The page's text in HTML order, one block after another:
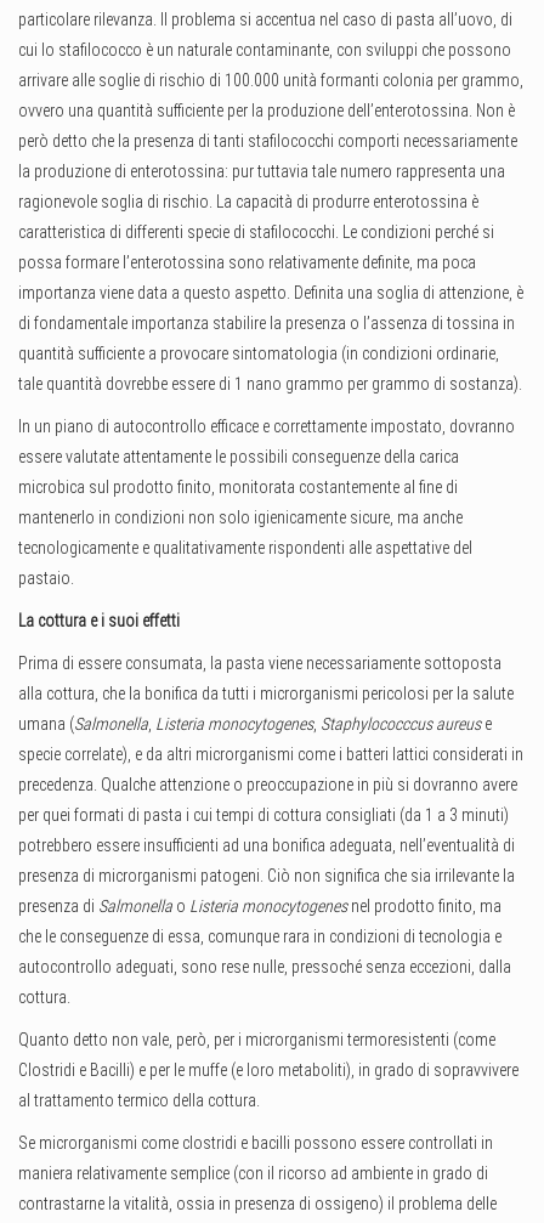
particolare rilevanza. Il problema si accentua nel caso di pasta all’uovo, di
cui lo stafilococco è un naturale contaminante, con sviluppi che possono
arrivare alle soglie di rischio di 100.000 unità formanti colonia per grammo,
ovvero una quantità sufficiente per la produzione dell’enterotossina. Non è
però detto che la presenza di tanti stafilococchi comporti necessariamente
la produzione di enterotossina: pur tuttavia tale numero rappresenta una
ragionevole soglia di rischio. La capacità di produrre enterotossina è
caratteristica di differenti specie di stafilococchi. Le condizioni perché si
possa formare l’enterotossina sono relativamente definite, ma poca
importanza viene data a questo aspetto. Definita una soglia di attenzione, è
di fondamentale importanza stabilire la presenza o l’assenza di tossina in
quantità sufficiente a provocare sintomatologia (in condizioni ordinarie,
tale quantità dovrebbe essere di 1 nano grammo per grammo di sostanza).
In un piano di autocontrollo efficace e correttamente impostato, dovranno
essere valutate attentamente le possibili conseguenze della carica
microbica sul prodotto finito, monitorata costantemente al fine di
mantenerlo in condizioni non solo igienicamente sicure, ma anche
tecnologicamente e qualitativamente rispondenti alle aspettative del
pastaio.
La cottura e i suoi effetti
Prima di essere consumata, la pasta viene necessariamente sottoposta
alla cottura, che la bonifica da tutti i microrganismi pericolosi per la salute
umana (Salmonella, Listeria monocytogenes, Staphylococccus aureuse
specie correlate), e da altri microrganismi come i batteri lattici considerati in
precedenza. Qualche attenzione o preoccupazione in più si dovranno avere
per quei formati di pasta i cui tempi di cottura consigliati (da 1 a 3 minuti)
potrebbero essere insufficienti ad una bonifica adeguata, nell’eventualità di
presenza di microrganismi patogeni. Ciò non significa che sia irrilevante la
presenza di Salmonella o Listeria monocytogenesnel prodotto finito, ma
che le conseguenze di essa, comunque rara in condizioni di tecnologia e
autocontrollo adeguati, sono rese nulle, pressoché senza eccezioni, dalla
cottura.
Quanto detto non vale, però, per i microrganismi termoresistenti (come
Clostridi e Bacilli) e per le muffe (e loro metaboliti), in grado di sopravvivere
al trattamento termico della cottura.
Se microrganismi come clostridi e bacilli possono essere controllati in
maniera relativamente semplice (con il ricorso ad ambiente in grado di
contrastarne la vitalità, ossia in presenza di ossigeno) il problema delle